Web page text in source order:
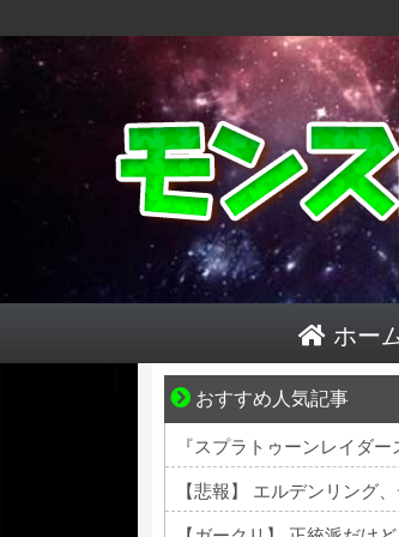
ホー
おすすめ人気記事
爽やか青年に忍び寄るスト
『スプラトゥーンレイダ
【悲報】 エルデンリング